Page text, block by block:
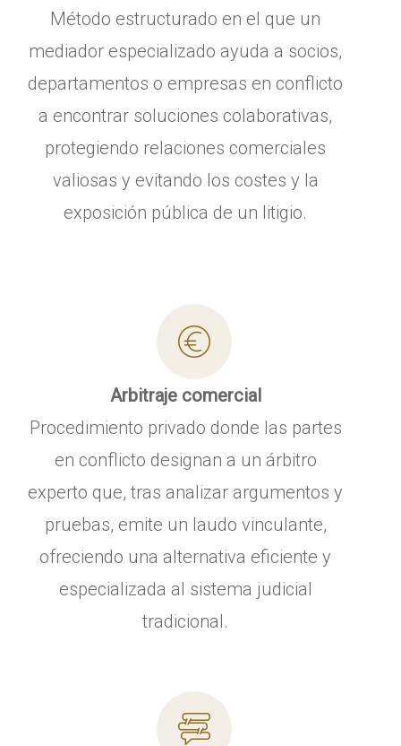
Método estructurado en el que un
mediador especializado ayuda a socios,
departamentos o empresas en conflicto
a encontrar soluciones colaborativas,
protegiendo relaciones comerciales
valiosas y evitando los costes y la
exposición pública de un litigio.
Arbitraje comercial
Procedimiento privado donde las partes
en conflicto designan a un árbitro
experto que, tras analizar argumentos y
pruebas, emite un laudo vinculante,
ofreciendo una alternativa eficiente y
especializada al sistema judicial
tradicional.